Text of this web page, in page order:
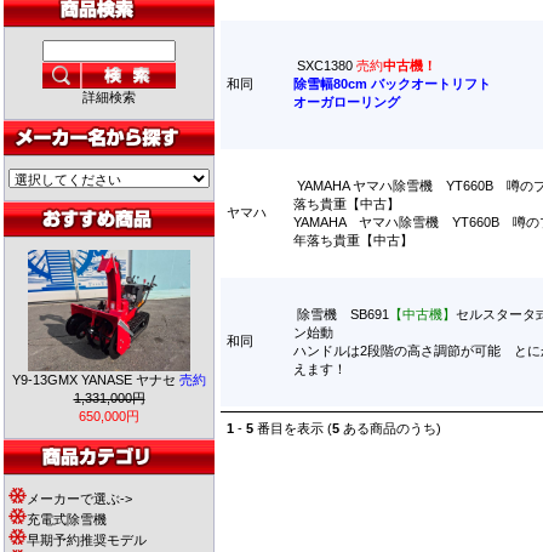
詳細検索
Y9-13GMX YANASE ヤナセ 売約
1,331,000円
650,000円
メーカーで選ぶ->
充電式除雪機
早期予約推奨モデル
和同
SXC1380 売約中古機！
除雪幅80cm バックオートリフト
オーガローリング
ヤマハ
YAMAHA ヤマハ除雪機 YT660B 噂の
落ち貴重【中古】
YAMAHA ヤマハ除雪機 YT660B 噂の
年落ち貴重【中古】
和同
除雪機 SB691 【中古機】 セルスタータ
ン始動
ハンドルは2段階の高さ調節が可能 とに
えます！
1 - 5 番目を表示 (5 ある商品のうち)